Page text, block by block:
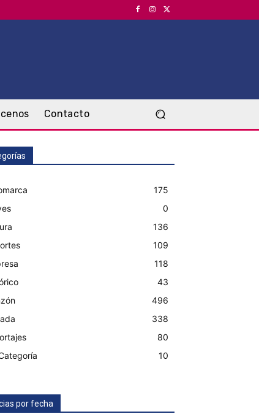
Contacto
175
0
136
109
118
43
496
338
80
10
por fecha